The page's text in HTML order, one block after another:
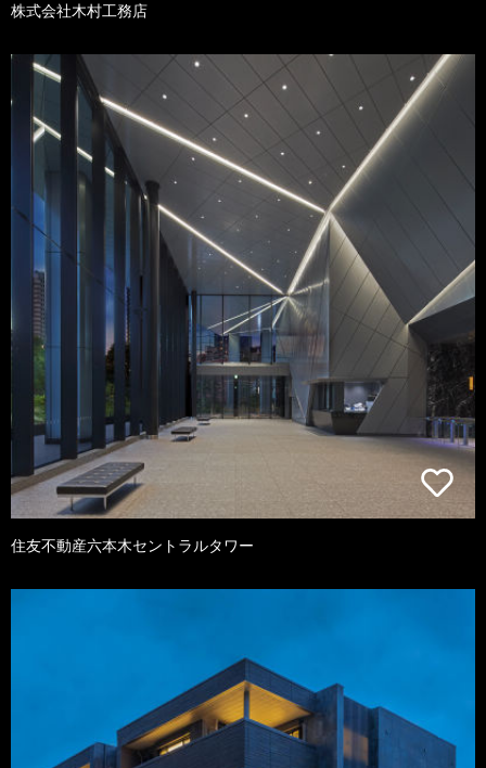
株式会社木村工務店
住友不動産六本木セントラルタワー